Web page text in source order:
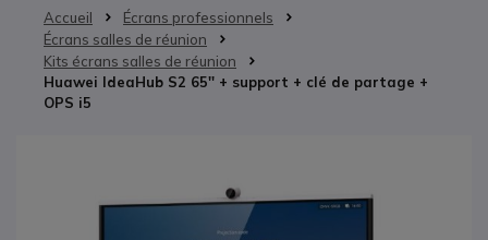
Accueil
Écrans professionnels
Écrans salles de réunion
Kits écrans salles de réunion
Huawei IdeaHub S2 65'' + support + clé de partage +
OPS i5